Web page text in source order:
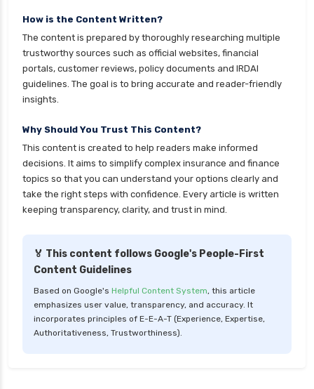
health insurance pune
health insurance rajkot
health insurance renewal process
health insurance stocks india
health insurance tax benefits 80d
health insurance thane
health insurance tirunelveli
health insurance top up plan comparison
health insurance udaipur
health insurance vadodara
health insurance varanasi
health insurance vs medical insurance
how health insurance works in india
How is the Content Written?
The content is prepared by thoroughly researching multiple
trustworthy sources such as official websites, financial
portals, customer reviews, policy documents and IRDAI
guidelines. The goal is to bring accurate and reader-friendly
insights.
Why Should You Trust This Content?
This content is created to help readers make informed
decisions. It aims to simplify complex insurance and finance
topics so that you can understand your options clearly and
take the right steps with confidence. Every article is written
keeping transparency, clarity, and trust in mind.
🏅 This content follows Google's People-First
Content Guidelines
Based on Google's Helpful Content System, this article
emphasizes user value, transparency, and accuracy. It
incorporates principles of E-E-A-T (Experience, Expertise,
Authoritativeness, Trustworthiness).